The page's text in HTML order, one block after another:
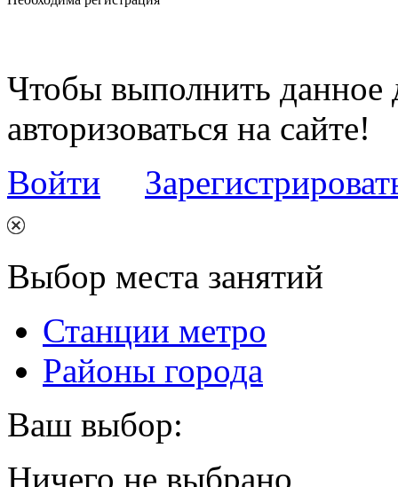
Чтобы выполнить данное
авторизоваться на сайте!
Войти
Выбор места занятий
Станции метро
Районы города
Ваш выбор:
Ничего не выбрано